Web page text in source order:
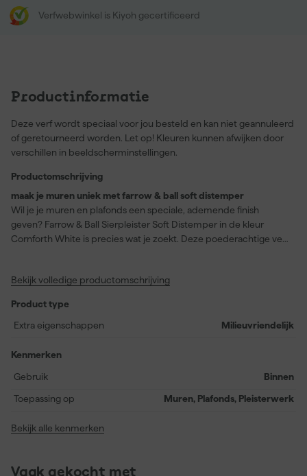
Verfwebwinkel is Kiyoh gecertificeerd
Productinformatie
Deze verf wordt speciaal voor jou besteld en kan niet geannuleerd
of geretourneerd worden. Let op! Kleuren kunnen afwijken door
verschillen in beeldscherminstellingen.
Productomschrijving
maak je muren uniek met farrow & ball soft distemper
Wil je je muren en plafonds een speciale, ademende finish
geven? Farrow & Ball Sierpleister Soft Distemper in de kleur
Cornforth White is precies wat je zoekt. Deze poederachtige verf
Cornforth White, ook wel bekend als No. 228, geeft een neutrale
Purbeck Stone. Dit maakt het een veelzijdige keuze voor
binnenmuren en plafonds. Met een rendement van 13 vierkante
efficiënt als gebruiksvriendelijk. Bovendien is deze
en biedt het ultiem gemak bij het verfraaien van je interieur.
Bekijk volledige productomschrijving
Product type
Extra eigenschappen
Milieuvriendelijk
Kenmerken
Gebruik
Binnen
Toepassing op Muren, Plafonds, Pleisterwerk
Bekijk alle kenmerken
Vaak gekocht met